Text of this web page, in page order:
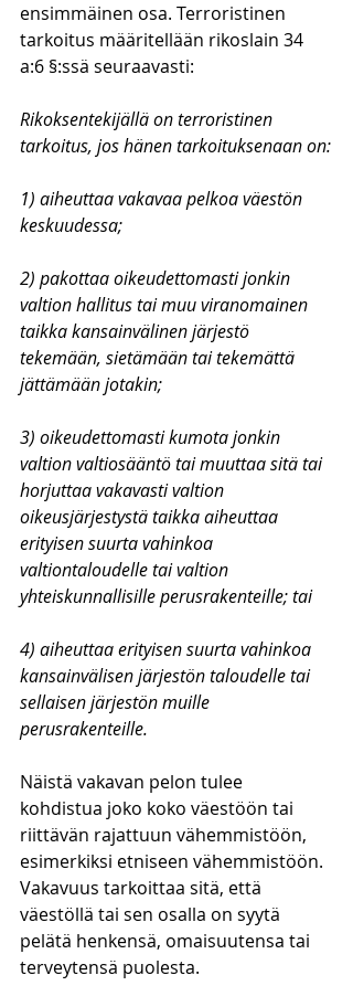
ensimmäinen osa. Terroristinen
tarkoitus määritellään rikoslain 34
a:6 §:ssä seuraavasti:
Rikoksentekijällä on terroristinen
tarkoitus, jos hänen tarkoituksenaan on:
1) aiheuttaa vakavaa pelkoa väestön
keskuudessa;
2) pakottaa oikeudettomasti jonkin
valtion hallitus tai muu viranomainen
taikka kansainvälinen järjestö
tekemään, sietämään tai tekemättä
jättämään jotakin;
3) oikeudettomasti kumota jonkin
valtion valtiosääntö tai muuttaa sitä tai
horjuttaa vakavasti valtion
oikeusjärjestystä taikka aiheuttaa
erityisen suurta vahinkoa
valtiontaloudelle tai valtion
yhteiskunnallisille perusrakenteille; tai
4) aiheuttaa erityisen suurta vahinkoa
kansainvälisen järjestön taloudelle tai
sellaisen järjestön muille
perusrakenteille.
Näistä vakavan pelon tulee
kohdistua joko koko väestöön tai
riittävän rajattuun vähemmistöön,
esimerkiksi etniseen vähemmistöön.
Vakavuus tarkoittaa sitä, että
väestöllä tai sen osalla on syytä
pelätä henkensä, omaisuutensa tai
terveytensä puolesta.